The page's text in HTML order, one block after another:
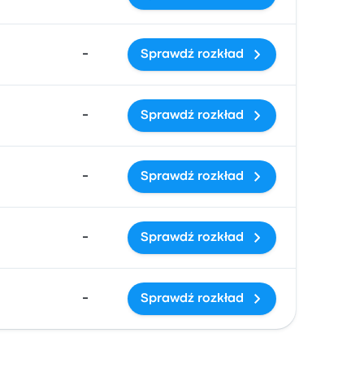
- Sprawdź rozkład
- Sprawdź rozkład
- Sprawdź rozkład
- Sprawdź rozkład
- Sprawdź rozkład